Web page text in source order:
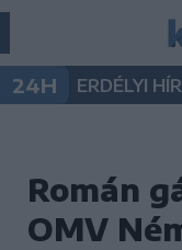
24H ERDÉLYI
Román
OMV